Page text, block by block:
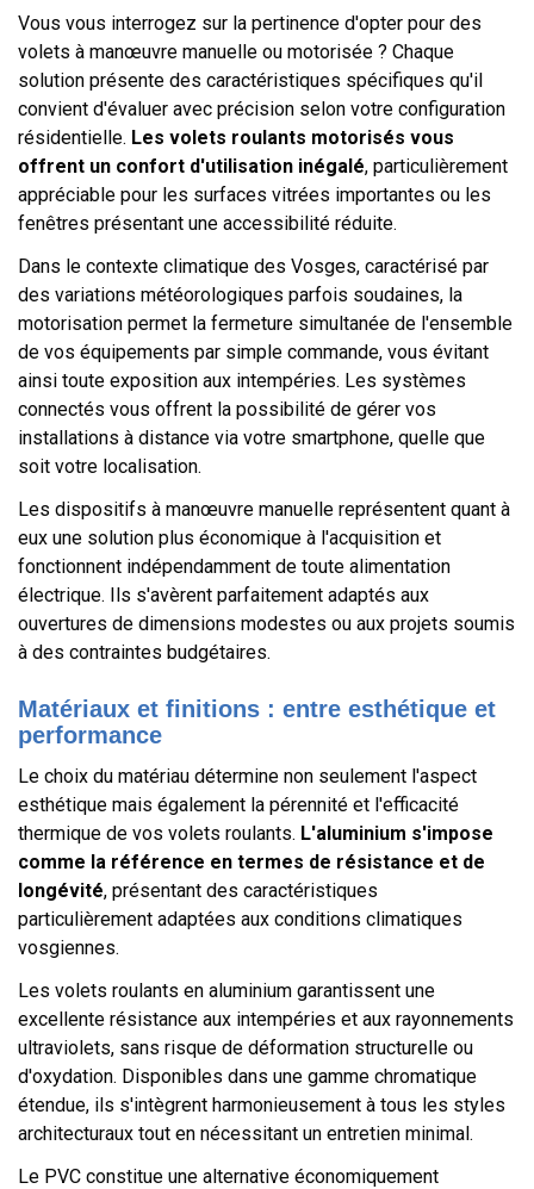
Vous vous interrogez sur la pertinence d'opter pour des
volets à manœuvre manuelle ou motorisée ? Chaque
solution présente des caractéristiques spécifiques qu'il
convient d'évaluer avec précision selon votre configuration
résidentielle. Les volets roulants motorisés vous
offrent un confort d'utilisation inégalé, particulièrement
appréciable pour les surfaces vitrées importantes ou les
fenêtres présentant une accessibilité réduite.
Dans le contexte climatique des Vosges, caractérisé par
des variations météorologiques parfois soudaines, la
motorisation permet la fermeture simultanée de l'ensemble
de vos équipements par simple commande, vous évitant
ainsi toute exposition aux intempéries. Les systèmes
connectés vous offrent la possibilité de gérer vos
installations à distance via votre smartphone, quelle que
soit votre localisation.
Les dispositifs à manœuvre manuelle représentent quant à
eux une solution plus économique à l'acquisition et
fonctionnent indépendamment de toute alimentation
électrique. Ils s'avèrent parfaitement adaptés aux
ouvertures de dimensions modestes ou aux projets soumis
à des contraintes budgétaires.
Matériaux et finitions : entre esthétique et
performance
Le choix du matériau détermine non seulement l'aspect
esthétique mais également la pérennité et l'efficacité
thermique de vos volets roulants. L'aluminium s'impose
comme la référence en termes de résistance et de
longévité, présentant des caractéristiques
particulièrement adaptées aux conditions climatiques
vosgiennes.
Les volets roulants en aluminium garantissent une
excellente résistance aux intempéries et aux rayonnements
ultraviolets, sans risque de déformation structurelle ou
d'oxydation. Disponibles dans une gamme chromatique
étendue, ils s'intègrent harmonieusement à tous les styles
architecturaux tout en nécessitant un entretien minimal.
Le PVC constitue une alternative économiquement